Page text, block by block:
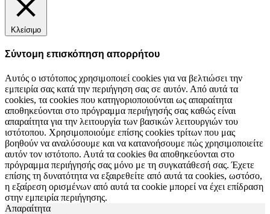
Κλείσιμο
Σύντομη επισκόπηση απορρήτου
Αυτός ο ιστότοπος χρησιμοποιεί cookies για να βελτιώσει την
εμπειρία σας κατά την περιήγηση σας σε αυτόν. Από αυτά τα
cookies, τα cookies που κατηγοριοποιούνται ως απαραίτητα
αποθηκεύονται στο πρόγραμμα περιήγησής σας καθώς είναι
απαραίτητα για την λειτουργία των βασικών λειτουργιών του
ιστότοπου. Χρησιμοποιούμε επίσης cookies τρίτων που μας
βοηθούν να αναλύσουμε και να κατανοήσουμε πώς χρησιμοποιείτε
αυτόν τον ιστότοπο. Αυτά τα cookies θα αποθηκεύονται στο
πρόγραμμα περιήγησής σας μόνο με τη συγκατάθεσή σας. Έχετε
επίσης τη δυνατότητα να εξαιρεθείτε από αυτά τα cookies, ωστόσο,
η εξαίρεση ορισμένων από αυτά τα cookie μπορεί να έχει επίδραση
στην εμπειρία περιήγησης.
Απαραίτητα